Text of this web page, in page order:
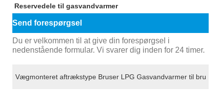
Reservedele til gasvandvarmer
Send forespørgsel
Du er velkommen til at give din forespørgsel i
nedenstående formular. Vi svarer dig inden for 24 timer.